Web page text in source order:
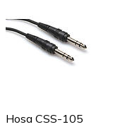
Hosa CSS-105